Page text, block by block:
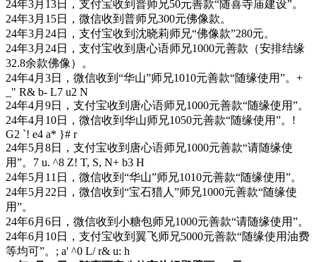
24年3月13日，支付宝收到普师兄50元善款“随喜寺庙建设”。
24年3月15日，微信收到普师兄300元佛像款。
24年3月24日，支付宝收到沈晓莉师兄“佛像款”280元。
24年3月24日，支付宝收到唐心语师兄1000元善款（安排结缘
32.8余款佛像）。
24年4月3日，微信收到“华山”师兄1010元善款“随缘使用”。 +
_" R& b- L7 u2 N
24年4月9日，支付宝收到唐心语师兄1000元善款“随缘使用”。
24年4月10日，微信收到华山师兄1050元善款“随缘使用”。 !
G2 `! e4 a* }# r
24年5月8日，支付宝收到唐心语师兄1000元善款“请随缘使
用”。 7 u. ^8 Z! T, S, N+ b3 H
24年5月11日，微信收到“华山”师兄1010元善款“随缘使用”。
24年5月22日，微信收到“宝石猎人”师兄1000元善款“随缘使
用”。
24年6月6日，微信收到小糖包师兄1000元善款“请随缘使用”。
24年6月10日，支付宝收到翼飞师兄5000元善款“随缘使用油费
等均可”。 ; a' ^0 L/ r& u: h